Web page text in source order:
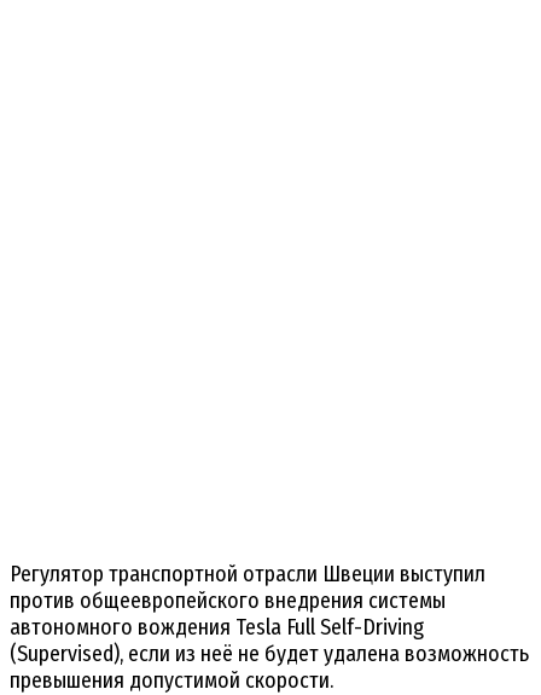
Регулятор транспортной отрасли Швеции выступил
против общеевропейского внедрения системы
автономного вождения Tesla Full Self-Driving
(Supervised), если из неё не будет удалена возможность
превышения допустимой скорости.